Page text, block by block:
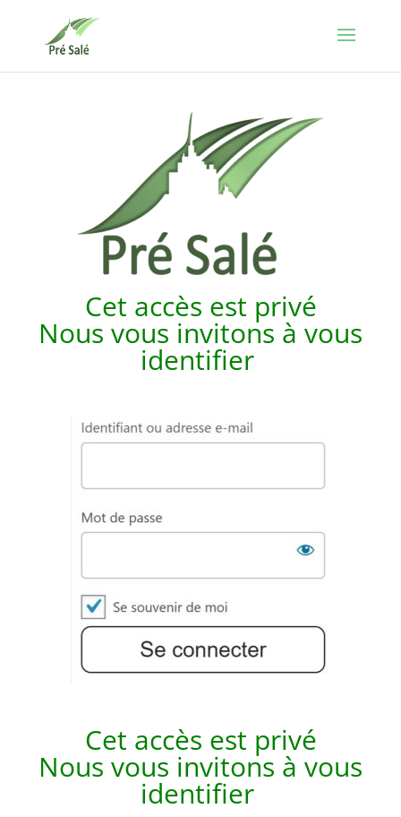
Cet accès est privé
Nous vous invitons à vous
identifier
Cet accès est privé
Nous vous invitons à vous
identifier